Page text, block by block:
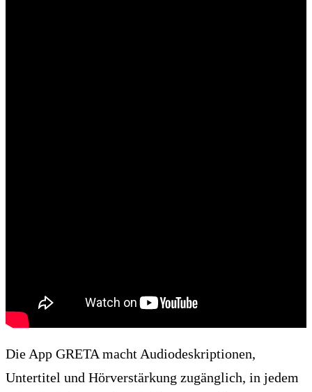
Die App GRETA macht Audiodeskriptionen,
Untertitel und Hörverstärkung zugänglich, in jedem